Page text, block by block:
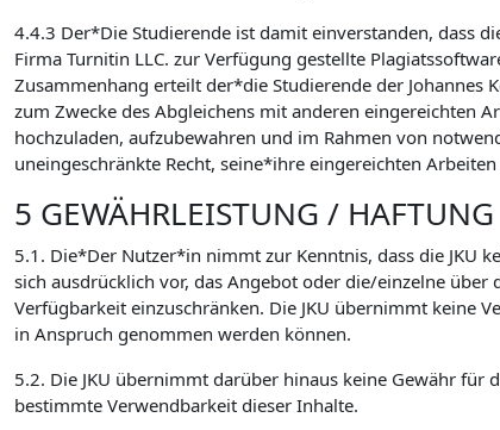
4.4.3 Der*Die Studierende ist damit einverstanden, dass
Firma Turnitin LLC. zur Verfügung gestellte
Zusammenhang erteilt der*die Studierende der Johannes
zum Zwecke des Abgleichens mit anderen eingereichten
hochzuladen, aufzubewahren und im Rahmen von
uneingeschränkte Recht, seine*ihre eingereichten
5 GEWÄHRLEISTUNG / HAFTUNG
5.1. Die*Der Nutzer*in nimmt zur Kenntnis, dass die JKU
sich ausdrücklich vor, das Angebot oder die/einzelne
Verfügbarkeit einzuschränken. Die JKU übernimmt keine
in Anspruch genommen werden können.
5.2. Die JKU übernimmt darüber hinaus keine Gewähr
bestimmte Verwendbarkeit dieser Inhalte.